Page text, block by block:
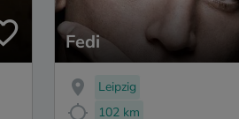
Fedi
Leipzig
102 km